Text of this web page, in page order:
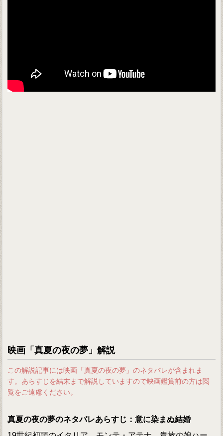
映画「真夏の夜の夢」解説
この解説記事には映画「真夏の夜の夢」のネタバレが含まれま
す。あらすじを結末まで解説していますので映画鑑賞前の方は閲
覧をご遠慮ください。
真夏の夜の夢のネタバレあらすじ：意に染まぬ結婚